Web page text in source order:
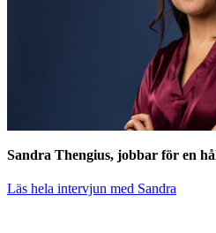
Sandra Thengius, jobbar för en
Läs hela intervjun med Sandra